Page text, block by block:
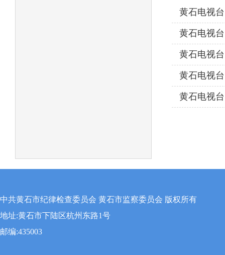
黄石电视
黄石电视
黄石电视
议召开
黄石电视
黄石电视
中共黄石市纪律检查委员会 黄石市监察委员会 版权所有
地址:黄石市下陆区杭州东路1号
邮编:435003